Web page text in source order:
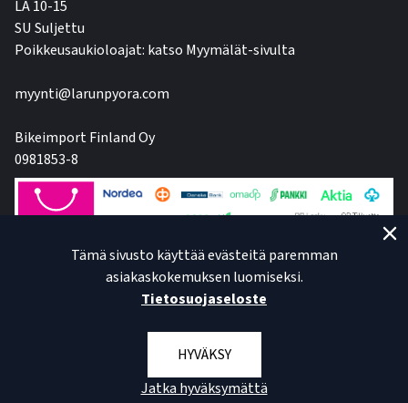
LA 10-15
SU Suljettu
Poikkeusaukioloajat: katso Myymälät-sivulta
myynti@larunpyora.com
Bikeimport Finland Oy
0981853-8
Tämä sivusto käyttää evästeitä paremman
asiakaskokemuksen luomiseksi.
Tietosuojaseloste
HYVÄKSY
Jatka hyväksymättä